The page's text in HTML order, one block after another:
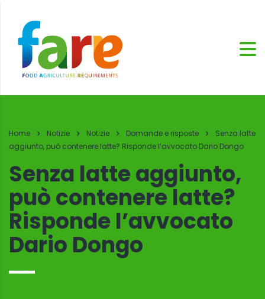
Home Notizie Notizie Domande e risposte
Senza latte
aggiunto, può contenere latte? Risponde l’avvocato Dario Dongo
Senza latte aggiunto,
può contenere latte?
Risponde l’avvocato
Dario Dongo